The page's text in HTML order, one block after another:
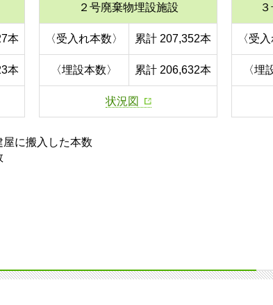
本
本
２号廃棄物埋設施設
〈受入れ本数〉 累計 207,352本
〈埋設本数〉 累計 206,632本
状況図
〈受
〈埋
に搬入した本数